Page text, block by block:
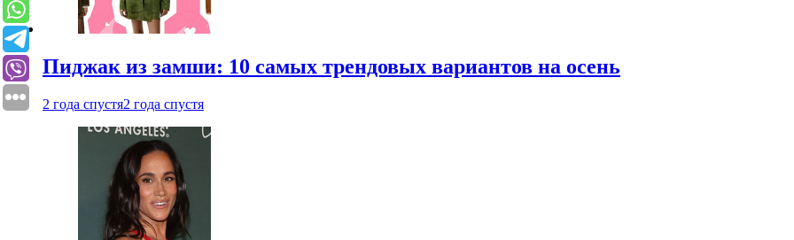
Пиджак из замши: 10 самых трендовых вариантов на осень
2 года спустя2 года спустя